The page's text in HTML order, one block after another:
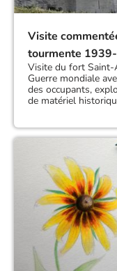
Visite
tourmente
Visite du fort Saint-
Guerre mondiale
des occupants,
de matériel